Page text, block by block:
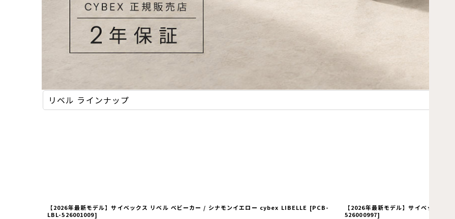
リベル ラインナップ
【2026年最新モデル】サイベックス リベル ベビーカー / シナモンイエロー cybex LIBELLE [PCB-
LBL-526001009]
【2026年最新モデル】サイベックス
526000997]